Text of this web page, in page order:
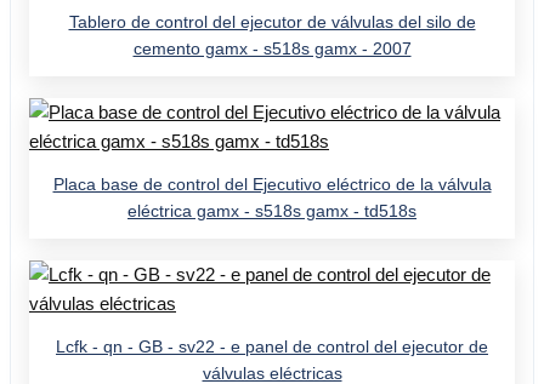
Tablero de control del ejecutor de válvulas del silo de
cemento gamx - s518s gamx - 2007
Placa base de control del Ejecutivo eléctrico de la válvula
eléctrica gamx - s518s gamx - td518s
Lcfk - qn - GB - sv22 - e panel de control del ejecutor de
válvulas eléctricas